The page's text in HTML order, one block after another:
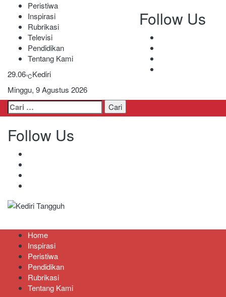
Peristiwa
Inspirasi
Rubrikasi
Televisi
Pendidikan
Tentang Kami
29.06℃Kediri
Minggu, 9 Agustus 2026
Follow Us
Cari
untuk:
Follow Us
Home
Inspirasi
Peristiwa
Pendidikan
Rubrikasi
Tentang Kami